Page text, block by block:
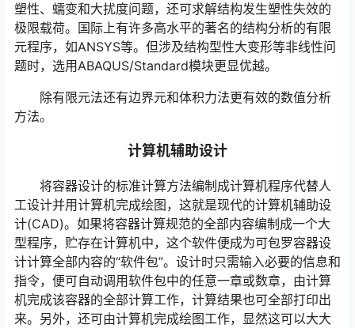
塑性、蠕变和大扰度问题，还可求解结构发生塑性失效的
极限载荷。国际上有许多高水平的著名的结构分析的有限
元程序，如ANSYS等。但涉及结构型性大变形等非线性问
题时，选用ABAQUS/Standard模块更显优越。
除有限元法还有边界元和体积力法更有效的数值分析
方法。
计算机辅助设计
将容器设计的标准计算方法编制成计算机程序代替人
工设计并用计算机完成绘图，这就是现代的计算机辅助设
计(CAD)。如果将容器计算规范的全部内容编制成一个大
型程序，贮存在计算机中，这个软件便成为可包罗容器设
计计算全部内容的“软件包”。设计时只需输入必要的信息和
指令，便可自动调用软件包中的任意一章或数章，由计算
机完成该容器的全部计算工作，计算结果也可全部打印出
来。另外，还可由计算机完成绘图工作，显然这可以大大